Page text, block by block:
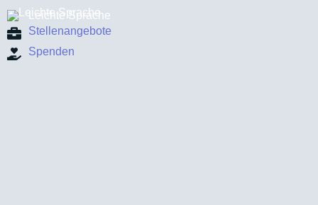
Leichte Sprache
Stellenangebote
Spenden